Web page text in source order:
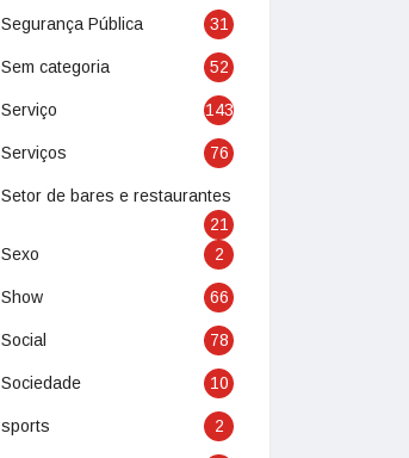
Segurança Pública 31
Sem categoria 52
Serviço 143
Serviços 76
Setor de bares e restaurantes
21
Sexo
2
Show 66
Social 78
Sociedade 10
sports 2